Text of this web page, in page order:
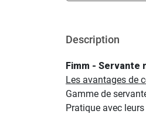
Description
Fimm - Servante
Les avantages de
Gamme de
Pratique avec leurs